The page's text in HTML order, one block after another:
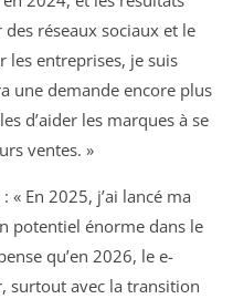
réseaux sociaux et le
les entreprises, je suis
une demande encore plus
d’aider les marques à se
ventes. »
: « En 2025, j’ai lancé ma
potentiel énorme dans le
qu’en 2026, le e-
surtout avec la transition